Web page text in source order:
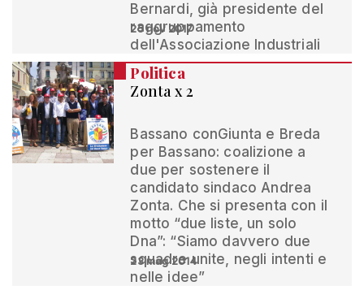
Bernardi, già presidente del
raggruppamento
dell'Associazione Industriali
25 nov 2017
Politica
Zonta x 2
Bassano conGiunta e Breda
per Bassano: coalizione a
due per sostenere il
candidato sindaco Andrea
Zonta. Che si presenta con il
motto “due liste, un solo
Dna”: “Siamo davvero due
squadre unite, negli intenti e
nelle idee”
23 mag 2014